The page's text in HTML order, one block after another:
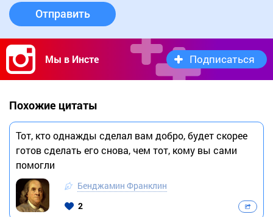
Отправить
Мы в Инсте Подписаться
Похожие цитаты
Тот, кто однажды сделал вам добро, будет скорее
готов сделать его снова, чем тот, кому вы сами
помогли
Бенджамин Франклин
2